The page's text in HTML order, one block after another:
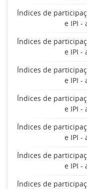
Índices de
e IPI -
Índices de
e IPI -
Índices de
e IPI -
Índices de
e IPI -
Índices de
e IPI -
Índices de
e IPI -
Índices de